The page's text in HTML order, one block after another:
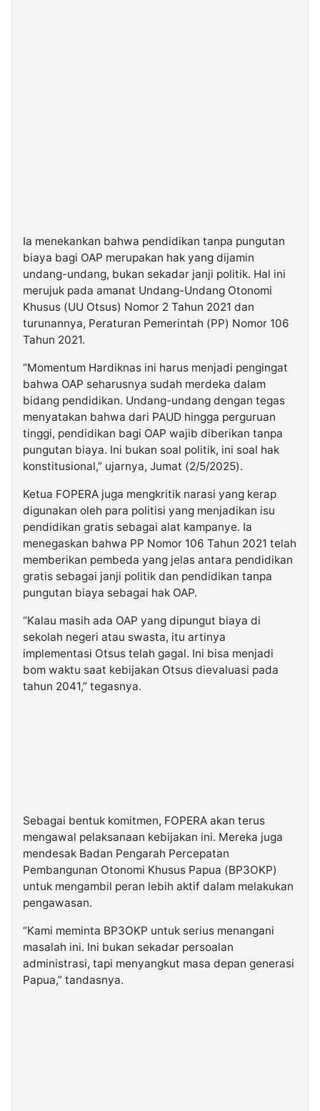
Ia menekankan bahwa pendidikan tanpa pungutan
biaya bagi OAP merupakan hak yang dijamin
undang-undang, bukan sekadar janji politik. Hal ini
merujuk pada amanat Undang-Undang Otonomi
Khusus (UU Otsus) Nomor 2 Tahun 2021 dan
turunannya, Peraturan Pemerintah (PP) Nomor 106
Tahun 2021.
“Momentum Hardiknas ini harus menjadi pengingat
bahwa OAP seharusnya sudah merdeka dalam
bidang pendidikan. Undang-undang dengan tegas
menyatakan bahwa dari PAUD hingga perguruan
tinggi, pendidikan bagi OAP wajib diberikan tanpa
pungutan biaya. Ini bukan soal politik, ini soal hak
konstitusional,” ujarnya, Jumat (2/5/2025).
Ketua FOPERA juga mengkritik narasi yang kerap
digunakan oleh para politisi yang menjadikan isu
pendidikan gratis sebagai alat kampanye. Ia
menegaskan bahwa PP Nomor 106 Tahun 2021 telah
memberikan pembeda yang jelas antara pendidikan
gratis sebagai janji politik dan pendidikan tanpa
pungutan biaya sebagai hak OAP.
“Kalau masih ada OAP yang dipungut biaya di
sekolah negeri atau swasta, itu artinya
implementasi Otsus telah gagal. Ini bisa menjadi
bom waktu saat kebijakan Otsus dievaluasi pada
tahun 2041,” tegasnya.
Sebagai bentuk komitmen, FOPERA akan terus
mengawal pelaksanaan kebijakan ini. Mereka juga
mendesak Badan Pengarah Percepatan
Pembangunan Otonomi Khusus Papua (BP3OKP)
untuk mengambil peran lebih aktif dalam melakukan
pengawasan.
“Kami meminta BP3OKP untuk serius menangani
masalah ini. Ini bukan sekadar persoalan
administrasi, tapi menyangkut masa depan generasi
Papua,” tandasnya.